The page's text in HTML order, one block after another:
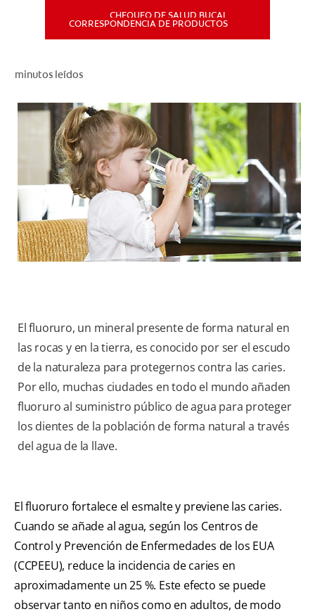
PARA PROFESIONALES
PROMOCIONES
GT (ES)
SUSCRÍBASE
CHEQUEO DE SALUD BUCAL
CORRESPONDENCIA DE PRODUCTOS
minutos leídos
El fluoruro, un mineral presente de forma natural en
las rocas y en la tierra, es conocido por ser el escudo
de la naturaleza para protegernos contra las caries.
Por ello, muchas ciudades en todo el mundo añaden
fluoruro al suministro público de agua para proteger
los dientes de la población de forma natural a través
del agua de la llave.
El fluoruro fortalece el esmalte y previene las caries.
Cuando se añade al agua, según los Centros de
Control y Prevención de Enfermedades de los EUA
(CCPEEU), reduce la incidencia de caries en
aproximadamente un 25 %. Este efecto se puede
observar tanto en niños como en adultos, de modo